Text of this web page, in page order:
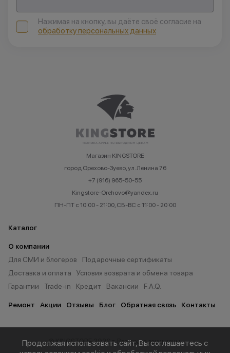
Нажимая на кнопку, вы даёте своё согласие на
обработку персональных данных
Магазин KINGSTORE
город Орехово-Зуево, ул. Ленина 76
+7 (916) 965-50-55
Kingstore-Orehovo@yandex.ru
ПН-ПТ с 10:00 - 21:00, СБ-ВС с 11:00 - 20:00
Каталог
О компании
Для СМИ и блогеров
Подарочные сертификаты
Доставка и оплата
Условия возврата и обмена товара
Гарантии
Trade-in Кредит Вакансии F.A.Q.
Ремонт Акции Отзывы Блог Обратная связь Контакты
© KINGSTORE 2026 г. Все права защищены.
Продолжая использовать сайт, Вы соглашаетесь с